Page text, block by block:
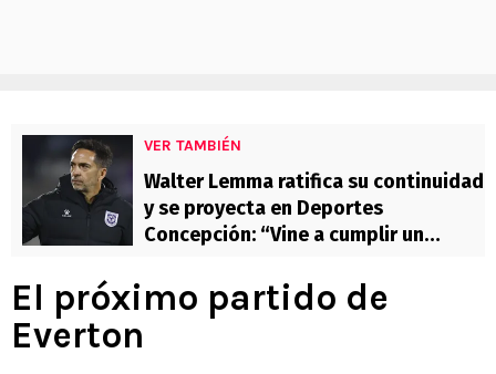
VER TAMBIÉN
Walter Lemma ratifica su continuidad
y se proyecta en Deportes
Concepción: “Vine a cumplir un
El próximo partido de
Everton